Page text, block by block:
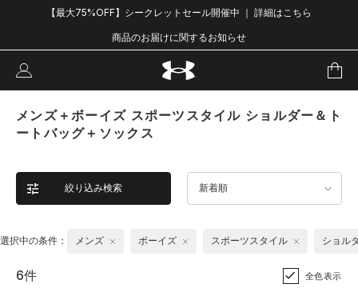
【最大75%OFF】シークレットセール開催中 ｜ 詳細はこちら
商品のお届けに関するお知らせ
メンズ＋ボーイズ スポーツスタイル ショルダー＆ト
ートバッグ＋ソックス
絞り込み検索 新着順
選択中の条件： メンズ ボーイズ スポーツスタイル ショル
6件 全色表示